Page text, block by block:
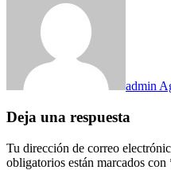
admin
Deja una respuesta
Tu dirección de correo
obligatorios están marcados con